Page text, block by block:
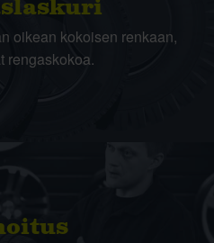
oikean kokoisen renkaan,
rengaskokoa.